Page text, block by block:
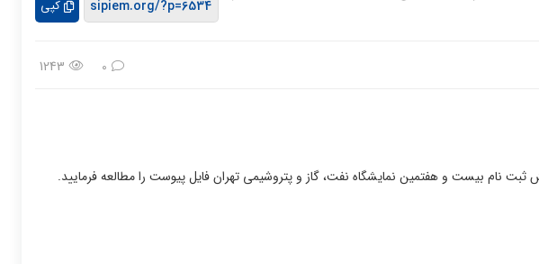
کپی
0
1243
نام بیست و هفتمین نمایشگاه نفت، گاز و پتروشیمی تهران فایل پیوست را مطالعه فرمایید.